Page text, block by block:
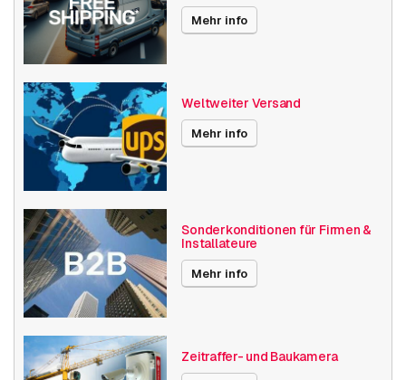
Mehr info
Weltweiter Versand
Mehr info
Sonderkonditionen für Firmen &
Installateure
Mehr info
Zeitraffer- und Baukamera